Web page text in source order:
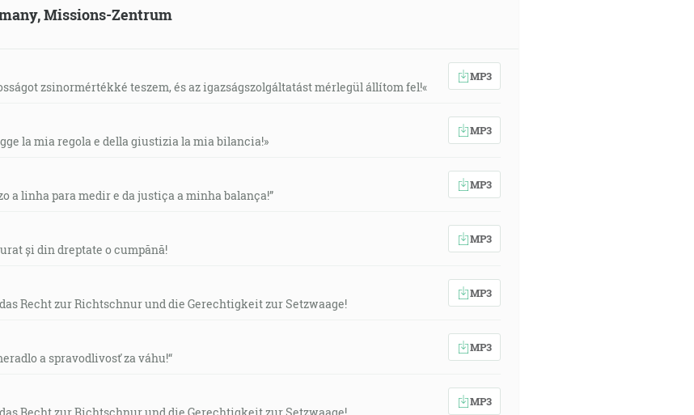
Missions-Zentrum
zsinormértékké teszem, és az igazságszolgáltatást mérlegül állítom fel!«
MP3
la mia regola e della giustizia la mia bilancia!»
MP3
a linha para medir e da justiça a minha balança!”
MP3
și din dreptate o cumpănă!
MP3
Recht zur Richtschnur und die Gerechtigkeit zur Setzwaage!
MP3
a spravodlivosť za váhu!“
MP3
MP3